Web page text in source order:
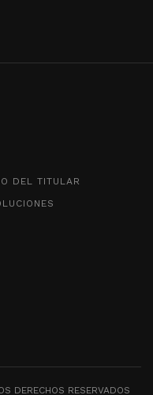
DEL TITULAR
DERECHOS RESERVADOS